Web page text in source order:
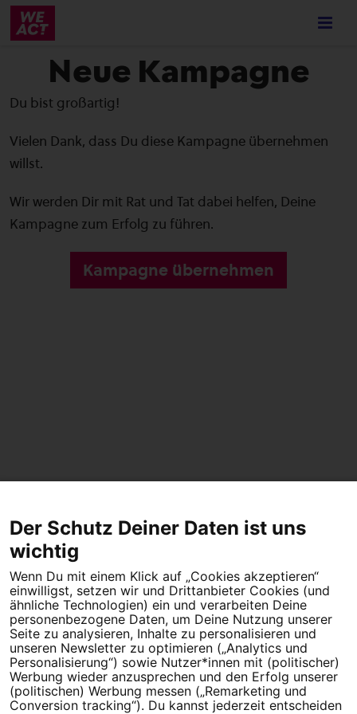
Skip
Neue Kampagne
Du bist großartig!
Vielen Dank, dass Du diese Kampagne übernehmen
willst.
Wir werden Dir mit Rat und Tat dabei helfen, Deine
Kampagne zum Erfolg zu führen.
Kampagne übernehmen
Der Schutz Deiner Daten ist uns
wichtig
Wenn Du mit einem Klick auf „Cookies akzeptieren“
einwilligst, setzen wir und Drittanbieter Cookies (und
ähnliche Technologien) ein und verarbeiten Deine
personenbezogene Daten, um Deine Nutzung unserer
Seite zu analysieren, Inhalte zu personalisieren und
unseren Newsletter zu optimieren („Analytics und
Personalisierung“) sowie Nutzer*innen mit (politischer)
Werbung wieder anzusprechen und den Erfolg unserer
(politischen) Werbung messen („Remarketing und
Conversion tracking“). Du kannst jederzeit entscheiden